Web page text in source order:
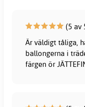
(5 av
Är väldigt tåliga,
ballongerna i
färgen ör